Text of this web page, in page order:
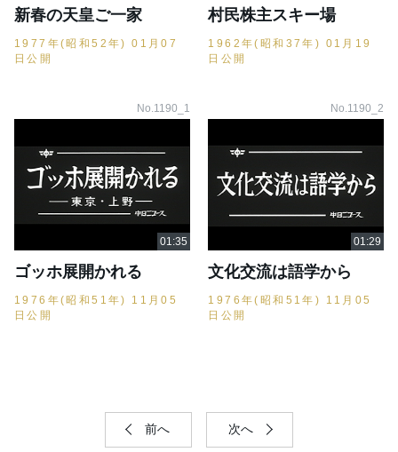
新春の天皇ご一家
1977年(昭和52年) 01月07
日公開
村民株主スキー場
1962年(昭和37年) 01月19
日公開
No.1190_1
ゴッホ展開かれる
1976年(昭和51年) 11月05
日公開
No.1190_2
文化交流は語学から
1976年(昭和51年) 11月05
日公開
前へ 次へ